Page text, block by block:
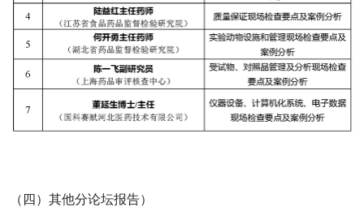
（四）其他分论坛报告）